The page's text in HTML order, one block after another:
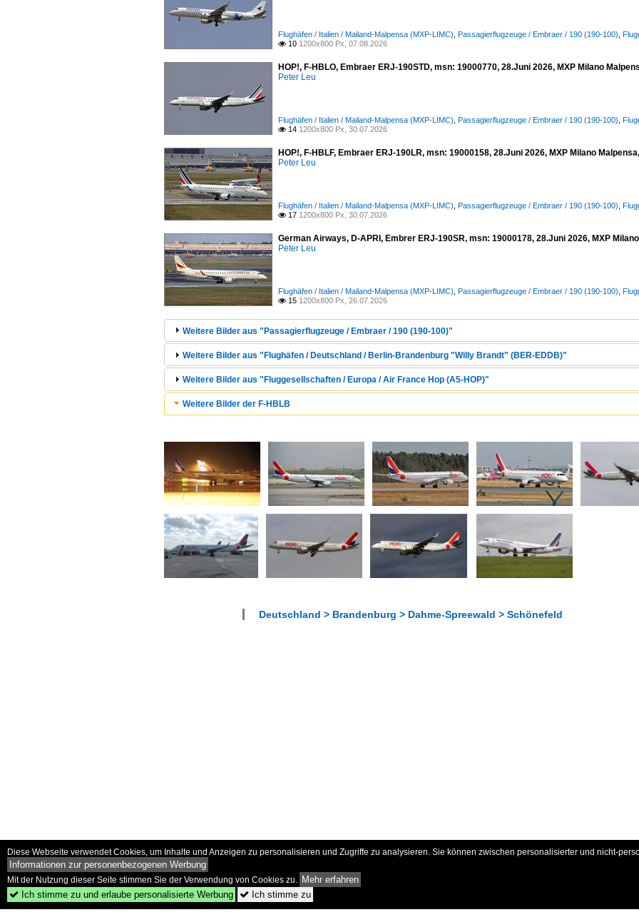
Flughäfen / Italien / Mailand-Malpensa (MXP-LIMC) Passagierflugzeuge / Embraer / 190 (190-100)
 10 1200x800 Px, 07.08.2026
HOP!, F-HBLO, Embraer ERJ-190STD, msn: 19000770, 28.Juni 2026, MXP Milano
Peter Leu
Flughäfen / Italien / Mailand-Malpensa (MXP-LIMC) Passagierflugzeuge / Embraer / 190 (190-100)
 14 1200x800 Px, 30.07.2026
HOP!, F-HBLF, Embraer ERJ-190LR, msn: 19000158, 28.Juni 2026, MXP Milano
Peter Leu
Flughäfen / Italien / Mailand-Malpensa (MXP-LIMC) Passagierflugzeuge / Embraer / 190 (190-100)
 17 1200x800 Px, 30.07.2026
German Airways, D-APRI, Embrer ERJ-190SR, msn: 19000178, 28.Juni 2026, MXP
Peter Leu
Flughäfen / Italien / Mailand-Malpensa (MXP-LIMC) Passagierflugzeuge / Embraer / 190 (190-100)
 15 1200x800 Px, 26.07.2026
Weitere Bilder aus "Passagierflugzeuge / Embraer / 190 (190-100)"
Weitere Bilder aus "Flughäfen / Deutschland / Berlin-Brandenburg "Willy Brandt" (BER-EDDB)"
Weitere Bilder aus "Fluggesellschaften / Europa / Air France Hop (A5-HOP)"
Weitere Bilder der F-HBLB
Deutschland > Brandenburg > Dahme-Spreewald > Schönefeld
Diese Webseite verwendet Cookies, um Inhalte und Anzeigen zu personalisieren und Zugriffe zu analysieren. Sie können zwischen personalisierter und nicht-
Informationen zur personenbezogenen Werbung
Mit der Nutzung dieser Seite stimmen Sie der Verwendung von Cookies zu. Mehr erfahren
 Ich stimme zu und erlaube personalisierte Werbung  Ich stimme zu